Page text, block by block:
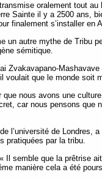
oralement tout
Sainte il y a 2500 ans,
finalement s’installer en
un autre mythe de Tribu
sémitique.
Zvakavapano-
voulait que le monde soit
nous avons une
car nous pensons que
l’université de Londres,
pratiquées par la tribu.
Il semble que la prêtrise
manière cela a été